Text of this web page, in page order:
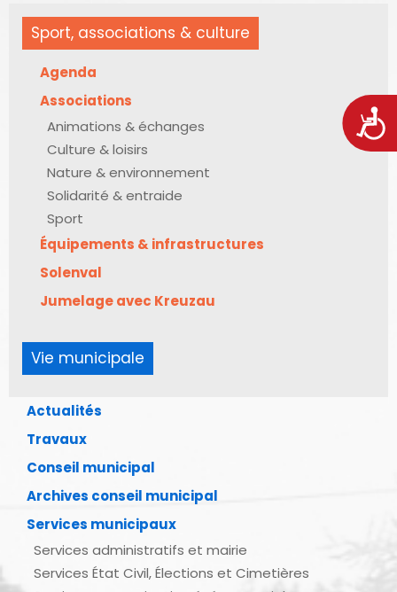
Sport, associations & culture
Agenda
Associations
Animations & échanges
Culture & loisirs
Nature & environnement
Solidarité & entraide
Sport
Équipements & infrastructures
Solenval
Jumelage avec Kreuzau
Vie municipale
Actualités
Travaux
Conseil municipal
Archives conseil municipal
Services municipaux
Services administratifs et mairie
Services État Civil, Élections et Cimetières